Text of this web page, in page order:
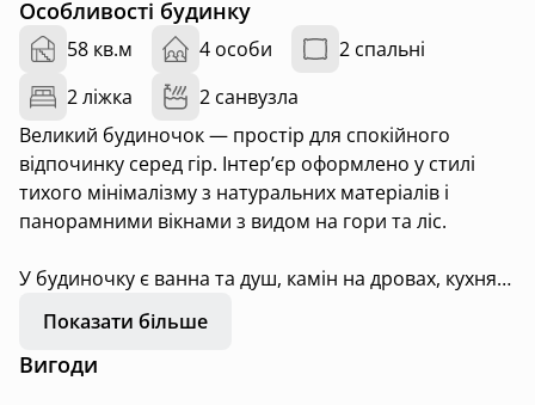
Особливості будинку
58 кв.м 4 особи
2 спальні
2 ліжка
2 санвузла
Великий будиночок — простір для спокійного
відпочинку серед гір. Інтер’єр оформлено у стилі
тихого мінімалізму з натуральних матеріалів і
панорамними вікнами з видом на гори та ліс.
У будиночку є ванна та душ, камін на дровах, кухня
та міні-бар. З тераси відкривається панорама на
гори — тут можна снідати, читати або просто
відпочивати на свіжому повітрі.
Показати більше
Вигоди